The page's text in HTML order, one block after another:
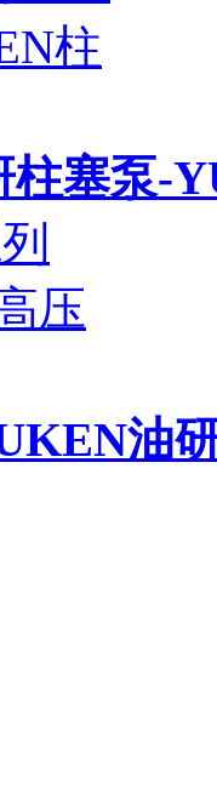
柱塞泵-
油